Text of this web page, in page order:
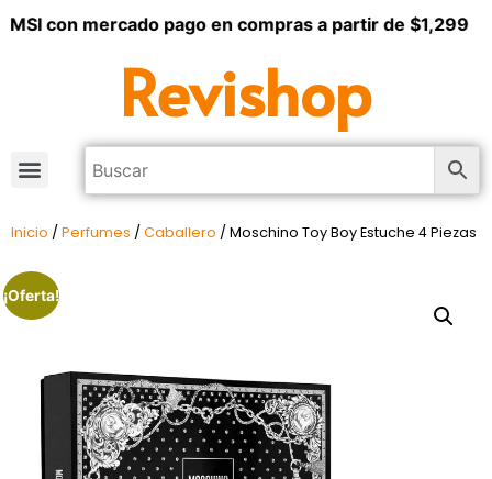
con mercado pago en compras a partir de $1,299
Revishop
Inicio / Perfumes / Caballero / Moschino Toy Boy Estuche 4 Piezas
¡Oferta!